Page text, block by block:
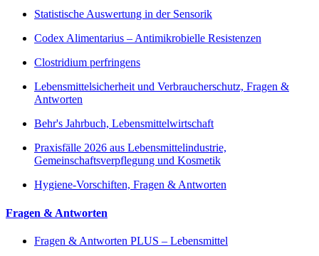
Statistische Auswertung in der Sensorik
Codex Alimentarius – Antimikrobielle Resistenzen
Clostridium perfringens
Lebensmittelsicherheit und Verbraucherschutz, Fragen &
Antworten
Behr's Jahrbuch, Lebensmittelwirtschaft
Praxisfälle 2026 aus Lebensmittelindustrie,
Gemeinschaftsverpflegung und Kosmetik
Hygiene-Vorschiften, Fragen & Antworten
Fragen & Antworten
Fragen & Antworten PLUS – Lebensmittel